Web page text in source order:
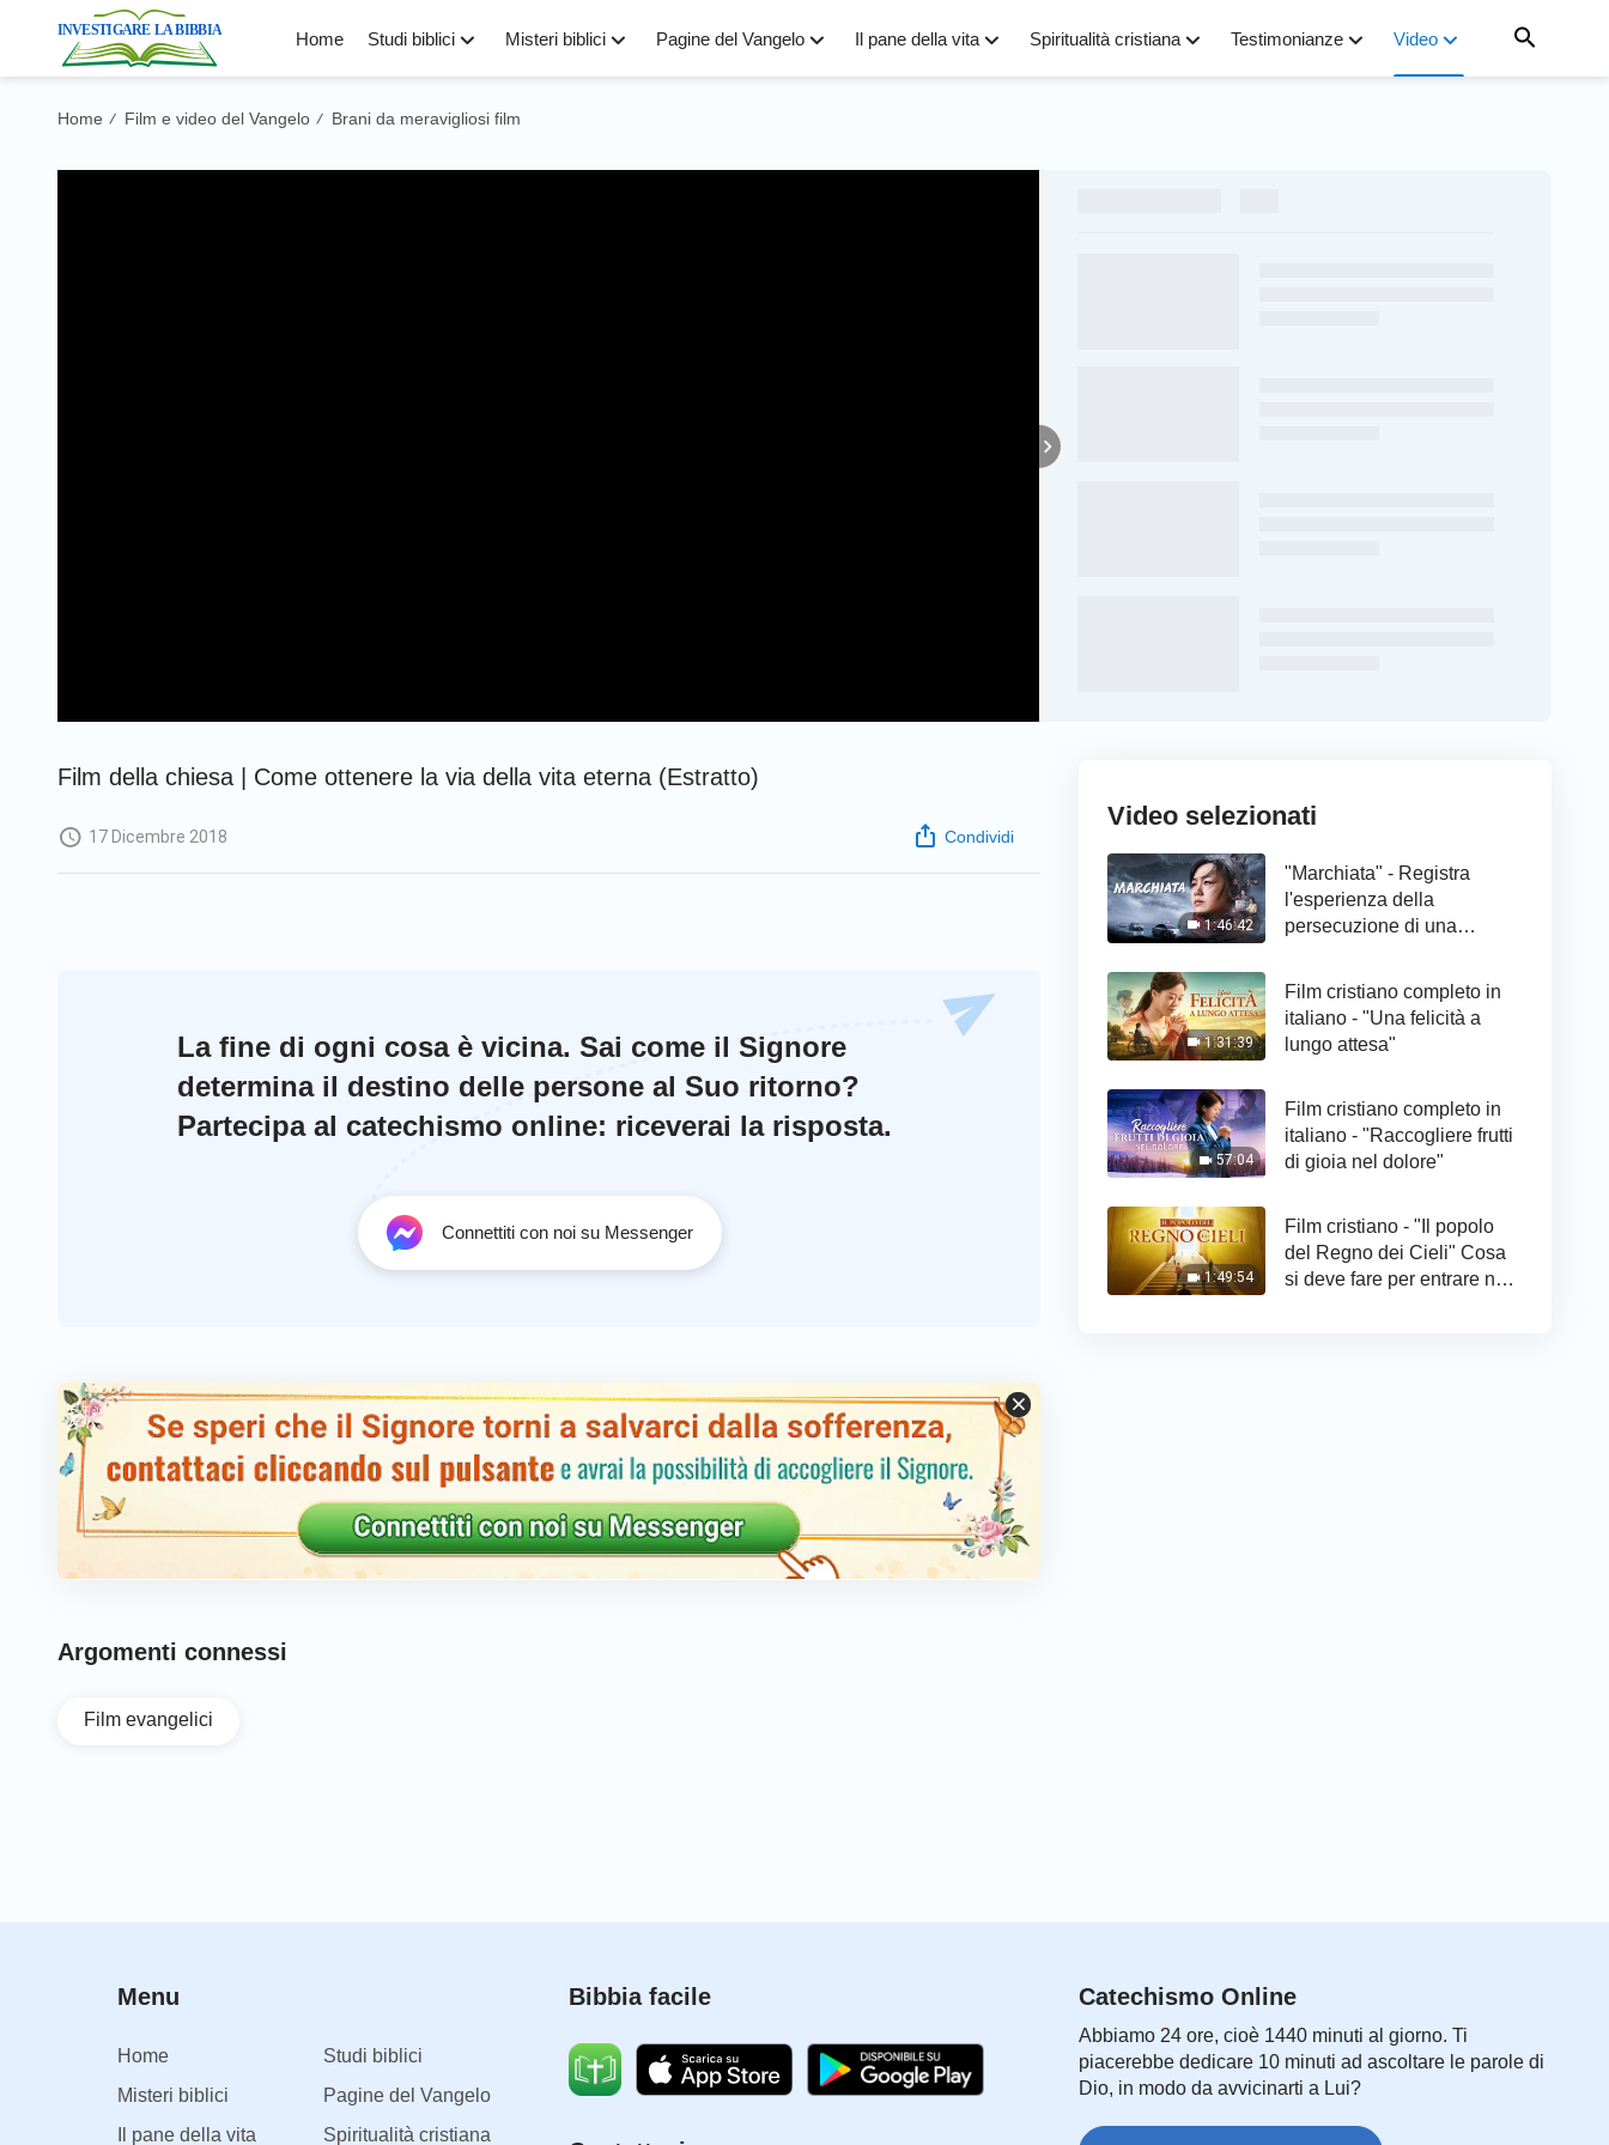
Home Studi biblici Misteri biblici Pagine del Vangelo Il pane della vita Spiritualità cristiana Testimonianze Video
Home / Film e video del Vangelo / Brani da meravigliosi film
Film della chiesa | Come ottenere la via della vita eterna (Estratto)
17 Dicembre 2018 Condividi
La fine di ogni cosa è vicina. Sai come il Signore
determina il destino delle persone al Suo ritorno?
Partecipa al catechismo online: riceverai la risposta.
Connettiti con noi su Messenger
Argomenti connessi
Film evangelici
Video selezionati
1:46:42
"Marchiata" - Registra
l'esperienza della
persecuzione di una
1:31:39
Film cristiano completo in
italiano - "Una felicità a
lungo attesa"
57:04
Film cristiano completo in
italiano - "Raccogliere frutti
di gioia nel dolore"
1:49:54
Film cristiano - "Il popolo
del Regno dei Cieli" Cosa
si deve fare per entrare nel
Menu
Home
Studi biblici
Misteri biblici
Pagine del Vangelo
Il pane della vita
Spiritualità cristiana
Bibbia facile Catechismo Online
Abbiamo 24 ore, cioè 1440 minuti al giorno. Ti
piacerebbe dedicare 10 minuti ad ascoltare le parole di
Dio, in modo da avvicinarti a Lui?